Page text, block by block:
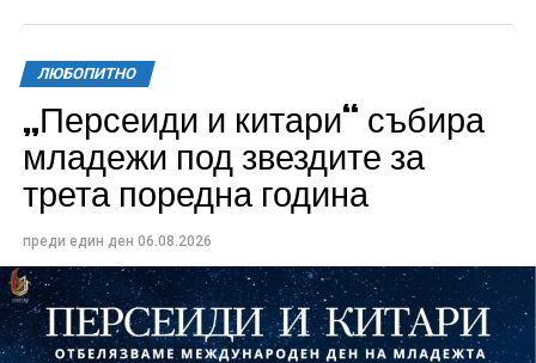
Всички събития ще се проведат в парк „Максим
Райкович“, срещу часовниковата кула, с вход
свободен. Програмата ще започне на 12 август с
изпълнители GoGo, Toria, ZoV & Vakavliev.
ЛЮБОПИТНО
„Персеиди и китари“ събира
младежи под звездите за
трета поредна година
преди един ден 06.08.2026